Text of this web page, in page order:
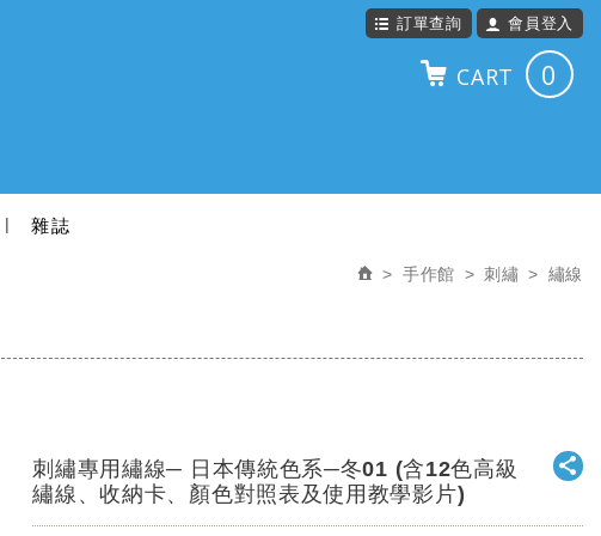
訂單查詢 會員登入
CART 0
雜誌
手作館 刺繡 繡線
刺繡專用繡線─ 日本傳統色系─冬01 (含12色高級
繡線、收納卡、顏色對照表及使用教學影片)